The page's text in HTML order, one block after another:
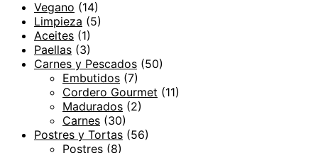
Vegano (14)
Limpieza (5)
Aceites (1)
Paellas (3)
Carnes y Pescados (50)
Embutidos (7)
Cordero Gourmet (11)
Madurados (2)
Carnes (30)
Postres y Tortas (56)
Postres (8)